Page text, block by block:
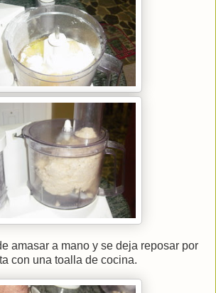
amasar a mano y se deja reposar por
con una toalla de cocina.